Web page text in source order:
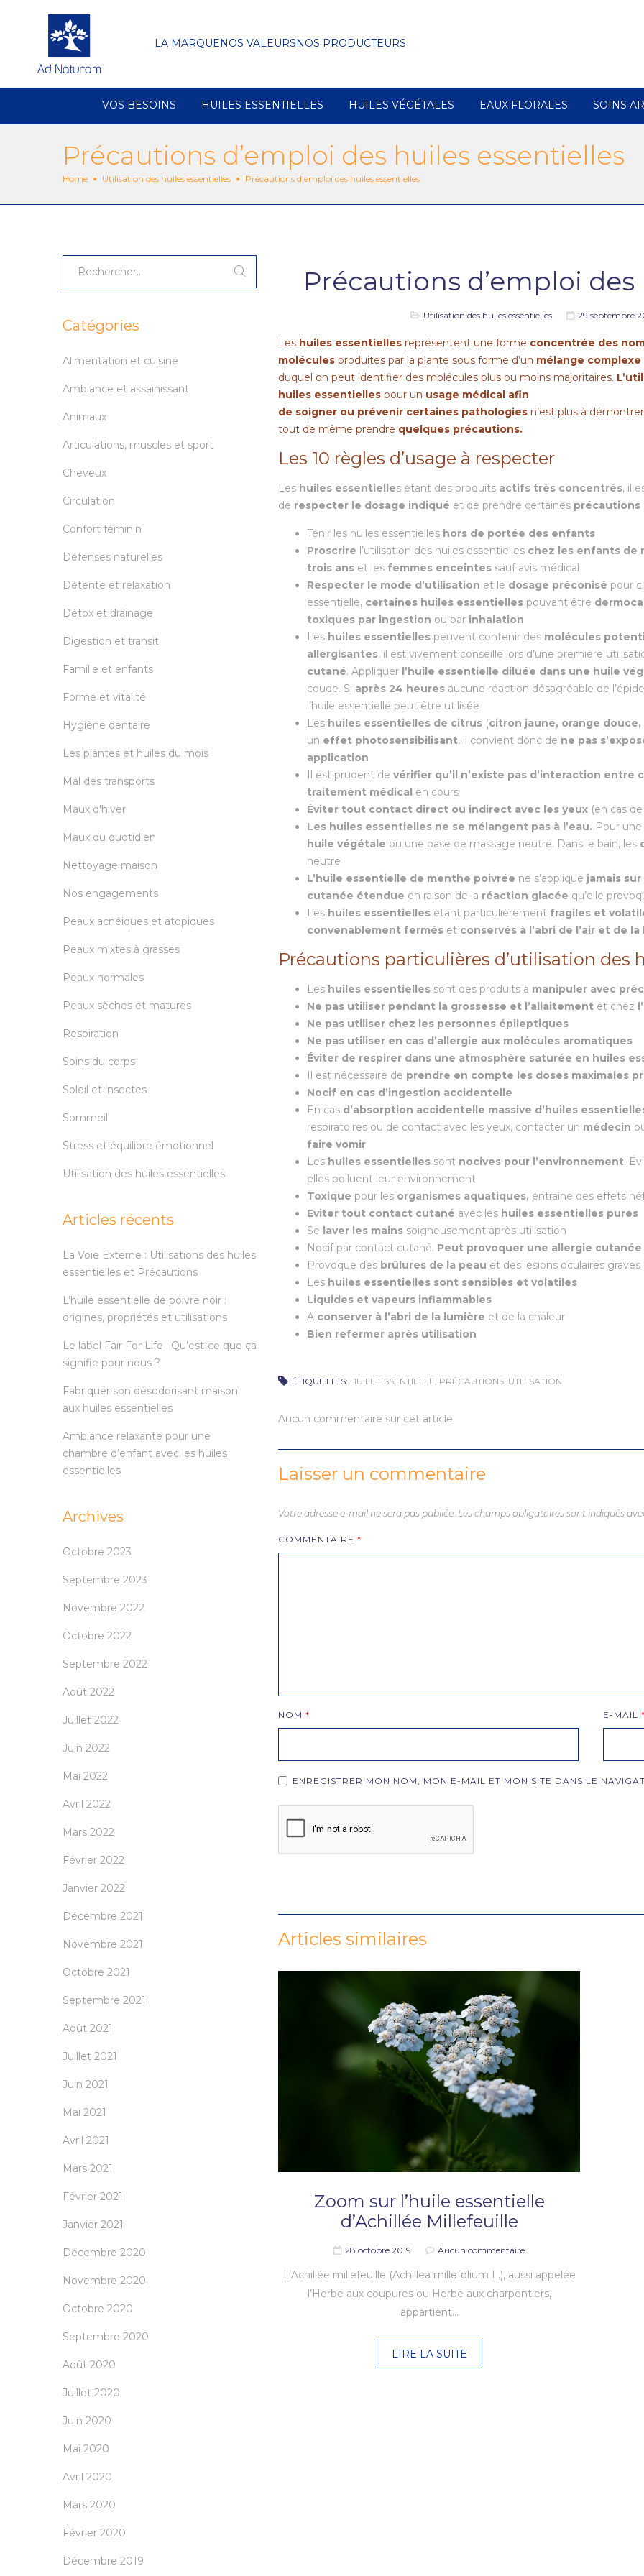
LA MARQUENOS VALEURSNOS PRODUCTEURS
VOS BESOINS HUILES ESSENTIELLES HUILES VÉGÉTALES EAUX FLORALES SOINS
Précautions d’emploi des huiles essentielles
Home Utilisation des huiles essentielles Précautions d’emploi des huiles essentielles
Précautions d’emploi
Utilisation des huiles essentielles 29 septembre
Les huiles essentielles représentent une forme concentrée des
molécules produites par la plante sous forme d’un mélange complexe
duquel on peut identifier des molécules plus ou moins majoritaires.
huiles essentielles pour un usage médical afin
de soigner ou prévenir certaines pathologies n’est plus à
tout de même prendre quelques précautions.
Les 10 règles d’usage à respecter
Les huiles essentielles étant des produits actifs très concentrés, il
de respecter le dosage indiqué et de prendre certaines précautions
Tenir les huiles essentielles hors de portée des enfants
Proscrire l’utilisation des huiles essentielles chez les enfants de
trois ans et les femmes enceintes sauf avis médical
Respecter le mode d’utilisation et le dosage préconisé pour
essentielle, certaines huiles essentielles pouvant être
toxiques par ingestion ou par inhalation
Les huiles essentielles peuvent contenir des molécules
allergisantes, il est vivement conseillé lors d’une première
cutané. Appliquer l’huile essentielle diluée dans une huile
coude. Si après 24 heures aucune réaction désagréable de
l’huile essentielle peut être utilisée
Les huiles essentielles de citrus (citron jaune, orange douce,
un effet photosensibilisant, il convient donc de ne pas
application
Il est prudent de vérifier qu’il n’existe pas d’interaction
traitement médical en cours
Éviter tout contact direct ou indirect avec les yeux (en cas
Les huiles essentielles ne se mélangent pas à l’eau. Pour une
huile végétale ou une base de massage neutre. Dans le bain, les
neutre
L’huile essentielle de menthe poivrée ne s’applique jamais
cutanée étendue en raison de la réaction glacée qu’elle
Les huiles essentielles étant particulièrement fragiles et
convenablement fermés et conservés à l’abri de l’air et de
Précautions particulières d’utilisation des
Les huiles essentielles sont des produits à manipuler avec
Ne pas utiliser pendant la grossesse et l’allaitement et chez
Ne pas utiliser chez les personnes épileptiques
Ne pas utiliser en cas d’allergie aux molécules aromatiques
Éviter de respirer dans une atmosphère saturée en huiles
Il est nécessaire de prendre en compte les doses maximales
Nocif en cas d’ingestion accidentelle
En cas d’absorption accidentelle massive d’huiles
respiratoires ou de contact avec les yeux, contacter un médecin
faire vomir
Les huiles essentielles sont nocives pour l’environnement.
elles polluent leur environnement
Toxique pour les organismes aquatiques, entraîne des effets
Eviter tout contact cutané avec les huiles essentielles pures
Se laver les mains soigneusement après utilisation
Nocif par contact cutané. Peut provoquer une allergie cutanée
Provoque des brûlures de la peau et des lésions oculaires graves
Les huiles essentielles sont sensibles et volatiles
Liquides et vapeurs inflammables
A conserver à l’abri de la lumière et de la chaleur
Bien refermer après utilisation
ÉTIQUETTES: HUILE ESSENTIELLE, PRÉCAUTIONS, UTILISATION
Aucun commentaire sur cet article.
Laisser un commentaire
Votre adresse e-mail ne sera pas publiée. Les champs obligatoires sont indiqués
COMMENTAIRE *
NOM * E-MAIL
ENREGISTRER MON NOM, MON E-MAIL ET MON SITE DANS LE
Articles similaires
Zoom sur l’huile essentielle
d’Achillée Millefeuille
28 octobre 2019 Aucun commentaire
L’Achillée millefeuille (Achillea millefolium L.), aussi appelée
l’Herbe aux coupures ou Herbe aux charpentiers,
appartient…
LIRE LA SUITE
Catégories
Alimentation et cuisine
Ambiance et assainissant
Animaux
Articulations, muscles et sport
Cheveux
Circulation
Confort féminin
Défenses naturelles
Détente et relaxation
Détox et drainage
Digestion et transit
Famille et enfants
Forme et vitalité
Hygiène dentaire
Les plantes et huiles du mois
Mal des transports
Maux d'hiver
Maux du quotidien
Nettoyage maison
Nos engagements
Peaux acnéiques et atopiques
Peaux mixtes à grasses
Peaux normales
Peaux sèches et matures
Respiration
Soins du corps
Soleil et insectes
Sommeil
Stress et équilibre émotionnel
Utilisation des huiles essentielles
Articles récents
La Voie Externe : Utilisations des huiles
essentielles et Précautions
L’huile essentielle de poivre noir :
origines, propriétés et utilisations
Le label Fair For Life : Qu’est-ce que ça
signifie pour nous ?
Fabriquer son désodorisant maison
aux huiles essentielles
Ambiance relaxante pour une
chambre d’enfant avec les huiles
essentielles
Archives
Octobre 2023
Septembre 2023
Novembre 2022
Octobre 2022
Septembre 2022
Août 2022
Juillet 2022
Juin 2022
Mai 2022
Avril 2022
Mars 2022
Février 2022
Janvier 2022
Décembre 2021
Novembre 2021
Octobre 2021
Septembre 2021
Août 2021
Juillet 2021
Juin 2021
Mai 2021
Avril 2021
Mars 2021
Février 2021
Janvier 2021
Décembre 2020
Novembre 2020
Octobre 2020
Septembre 2020
Août 2020
Juillet 2020
Juin 2020
Mai 2020
Avril 2020
Mars 2020
Février 2020
Décembre 2019